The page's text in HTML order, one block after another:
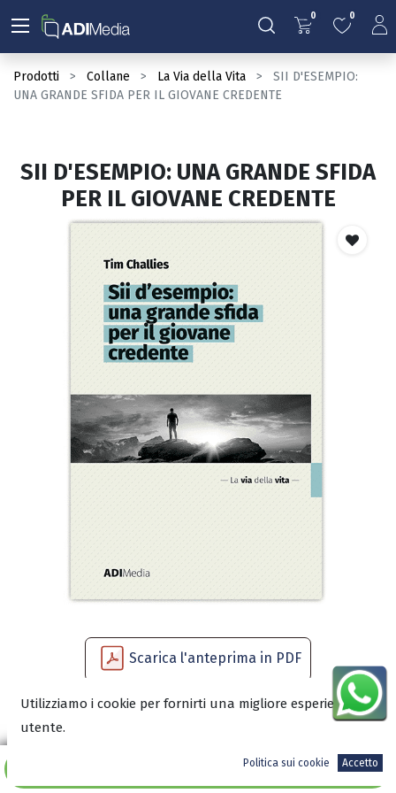
0 0
Prodotti Collane La Via della Vita
SII D'ESEMPIO:
UNA GRANDE SFIDA PER IL GIOVANE CREDENTE
Aggiungi al carrello
SII D'ESEMPIO: UNA GRANDE SFIDA
PER IL GIOVANE CREDENTE
Scarica l'anteprima in PDF
Utilizziamo i cookie per fornirti una migliore esperienza
utente.
Politica sui cookie Accetto